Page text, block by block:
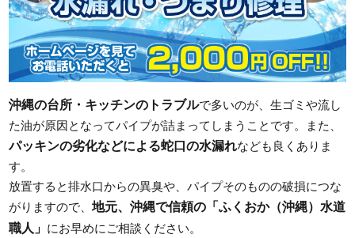
沖縄の台所・キッチンのトラブルで多いのが、生ゴミや流し
た油が原因となってパイプが詰まってしまうことです。また、
パッキンの劣化などによる蛇口の水漏れなども良くありま
す。
放置すると排水口からの異臭や、パイプそのものの破損につな
がりますので、地元、沖縄で信頼の「ふくおか（沖縄）水道
職人」 にお早めにご相談ください。